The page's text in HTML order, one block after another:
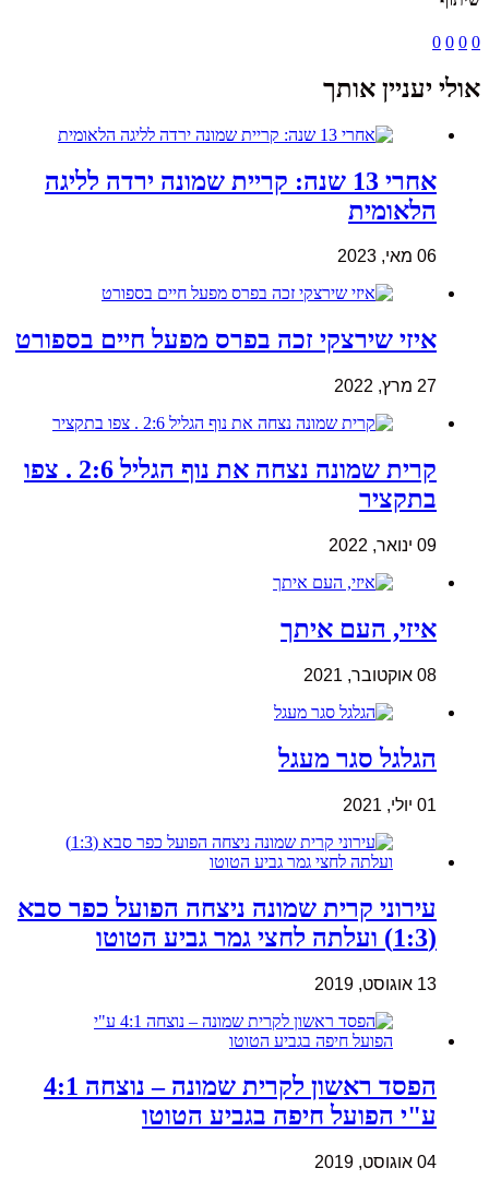
0
0
0
0
אולי יעניין אותך
אחרי 13 שנה: קריית שמונה ירדה לליגה
הלאומית
06 מאי, 2023
איזי שירצקי זכה בפרס מפעל חיים בספורט
27 מרץ, 2022
קרית שמונה נצחה את נוף הגליל 2:6 . צפו
בתקציר
09 ינואר, 2022
איזי, העם איתך
08 אוקטובר, 2021
הגלגל סגר מעגל
01 יולי, 2021
עירוני קרית שמונה ניצחה הפועל כפר סבא
(1:3) ועלתה לחצי גמר גביע הטוטו
13 אוגוסט, 2019
הפסד ראשון לקרית שמונה – נוצחה 4:1
ע"י הפועל חיפה בגביע הטוטו
04 אוגוסט, 2019